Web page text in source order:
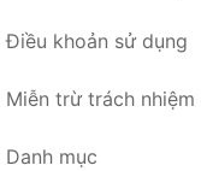
Điều khoản sử dụng
Miễn trừ trách nhiệm
Danh mục